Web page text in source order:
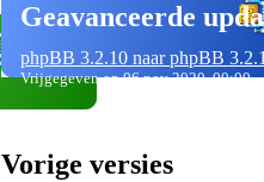
Geavanceerde
phpBB 3.2.10 naar phpBB
Vrijgegeven op 06 nov 2020, 00:00
Vorige versies